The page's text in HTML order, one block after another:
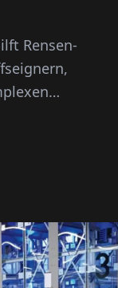
Rensen-
mit einem